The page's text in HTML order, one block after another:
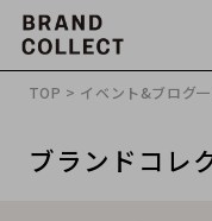
TOP > イベント&ブログ
ブランドコレ